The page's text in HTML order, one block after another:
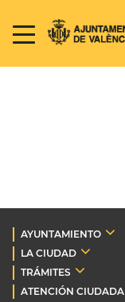
AYUNTAMIENTO
LA CIUDAD
TRÁMITES
ATENCIÓN